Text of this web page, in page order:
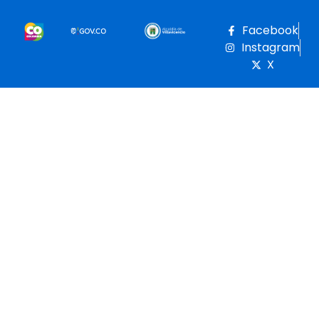
Facebook
Instagram
X